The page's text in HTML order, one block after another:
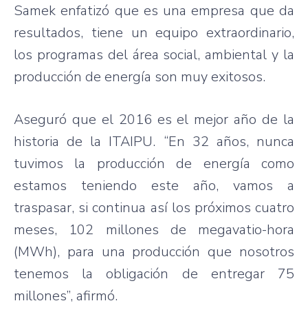
Samek enfatizó que es una empresa que da
resultados, tiene un equipo extraordinario,
los programas del área social, ambiental y la
producción de energía son muy exitosos.
Aseguró que el 2016 es el mejor año de la
historia de la ITAIPU. “En 32 años, nunca
tuvimos la producción de energía como
estamos teniendo este año, vamos a
traspasar, si continua así los próximos cuatro
meses, 102 millones de megavatio-hora
(MWh), para una producción que nosotros
tenemos la obligación de entregar 75
millones”, afirmó.